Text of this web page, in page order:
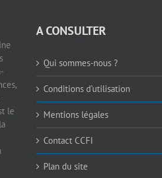
le
A CONSULTER
Qui sommes-nous ?
Conditions d’utilisation
Mentions légales
Contact CCFI
Plan du site